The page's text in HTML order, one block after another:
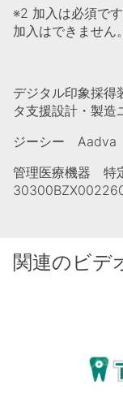
※2 加入は必須で
加入はできません。
デジタル印象採
タ支援設計・製造
ジーシー
管理医療機器 特
関連のビデ